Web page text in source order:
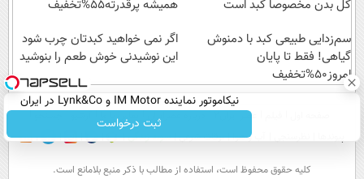
خوش
بنوشید
کل بدن مخصوصا کبد است
همیشه پرقدرته55%تخفیف
سم‌زدایی طبیعی کبد با دمنوش
گیاهی! فقط تا پایان
امروز50%تخفیف
اگر نمی خواهید کبدتان چرب شود
این نوشیدنی خوش طعم را بنوشید
نیکاموتور نماینده IM Motor و Lynk&Co در ایران
ثبت درخواست
عصر ایران۲ درباره عصرایران تماس با ما
آب و هوا اوقات شرعی سواد زندگی
كليه حقوق محفوظ است، استفاده از مطالب با ذكر منبع بلامانع است.